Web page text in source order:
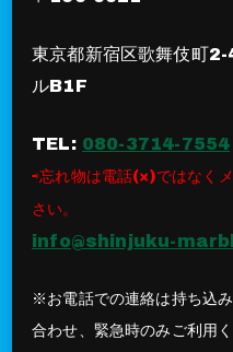
東京都新宿区歌舞伎町
ルB1F
TEL: 080-3714-7554
⇨忘れ物は電話(×)ではなく
さい。
info@shinjuku-
※お電話での連絡は持ち込
合わせ、緊急時のみご利用く